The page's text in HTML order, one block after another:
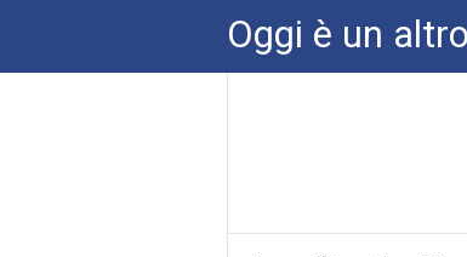
Oggi è un